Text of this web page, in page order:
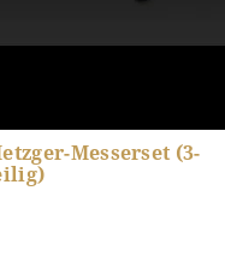
Messerset (3-